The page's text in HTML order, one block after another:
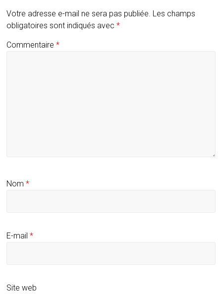
Votre adresse e-mail ne sera pas publiée. Les champs
obligatoires sont indiqués avec*
Commentaire*
Nom*
E-mail*
Site web